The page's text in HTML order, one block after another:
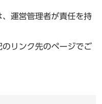
運営管理者が責任を持
リンク先のページでご